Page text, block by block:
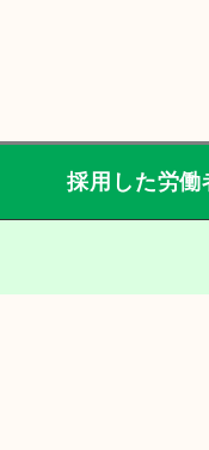
採用した労働